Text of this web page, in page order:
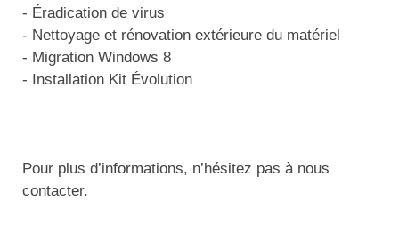
- Éradication de virus
- Nettoyage et rénovation extérieure du matériel
- Migration Windows 8
- Installation Kit Évolution
Pour plus d’informations, n’hésitez pas à nous
contacter.